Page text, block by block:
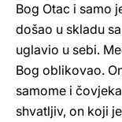
Bog Otac i samo
došao u skladu
uglavio u sebi.
Bog oblikovao.
samome i
shvatljiv, on koji